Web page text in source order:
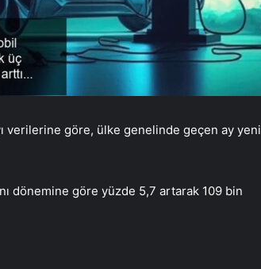
verilerine göre, ülke genelinde geçen ay yeni
dönemine göre yüzde 5,7 artarak 109 bin